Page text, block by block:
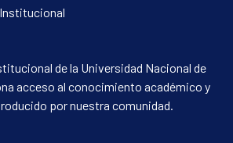
de la Universidad Nacional de
acceso al conocimiento académico y
por nuestra comunidad.